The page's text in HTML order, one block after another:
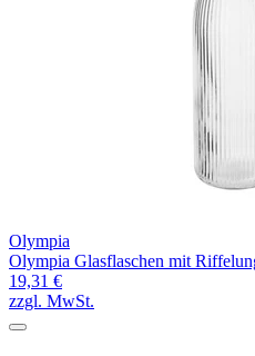
Olympia
Olympia Glasflaschen mit
19,31 €
zzgl. MwSt.